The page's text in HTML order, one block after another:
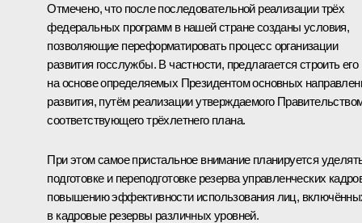
Отмечено, что после последовательной реализации трёх
федеральных программ в нашей стране созданы условия,
позволяющие переформатировать процесс организации
развития госслужбы. В частности, предлагается строить его
на основе определяемых Президентом основных
развития, путём реализации утверждаемого
соответствующего трёхлетнего плана.
При этом самое пристальное внимание планируется
подготовке и переподготовке резерва управленческих
повышению эффективности использования лиц,
в кадровые резервы различных уровней.